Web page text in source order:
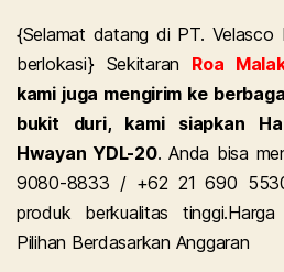
{Selamat datang di PT. Velasco
berlokasi} Sekitaran Roa
kami juga mengirim ke
bukit duri, kami siapkan
Hwayan YDL-20. Anda bisa
9080-8833 / +62 21 690
produk berkualitas tinggi.
Pilihan Berdasarkan Anggaran